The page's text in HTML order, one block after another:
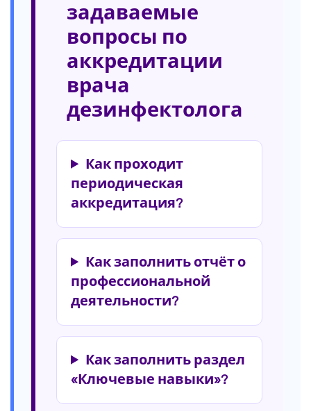
задаваемые
вопросы по
аккредитации
врача
дезинфектолога
Как проходит
периодическая
аккредитация?
Как заполнить отчёт о
профессиональной
деятельности?
Как заполнить раздел
«Ключевые навыки»?